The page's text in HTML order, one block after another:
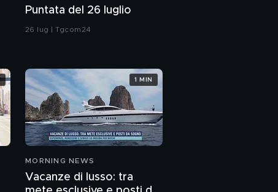
Puntata del 26 luglio
26 lug | Tgcom24
MORNING NEWS
Vacanze di lusso: tra
1 MIN